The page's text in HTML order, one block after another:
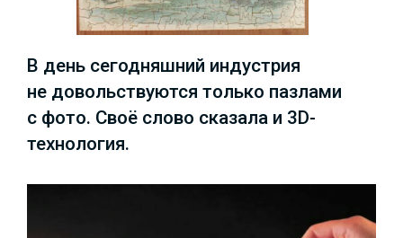
В день сегодняшний индустрия
не довольствуются только пазлами
с фото. Своё слово сказала и 3D-
технология.